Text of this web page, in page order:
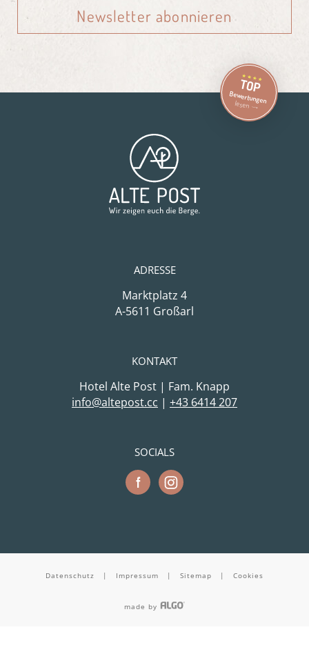
Newsletter abonnieren
SOCIALS
KONTAKT
Hotel Alte Post | Fam. Knapp
cc.tsopetla@ofni | +43 6414 207
ADRESSE
Marktplatz 4
A-5611 Großarl
TOP
Bewertungen
lesen
Datenschutz | Impressum | Sitemap | Cookies
made by